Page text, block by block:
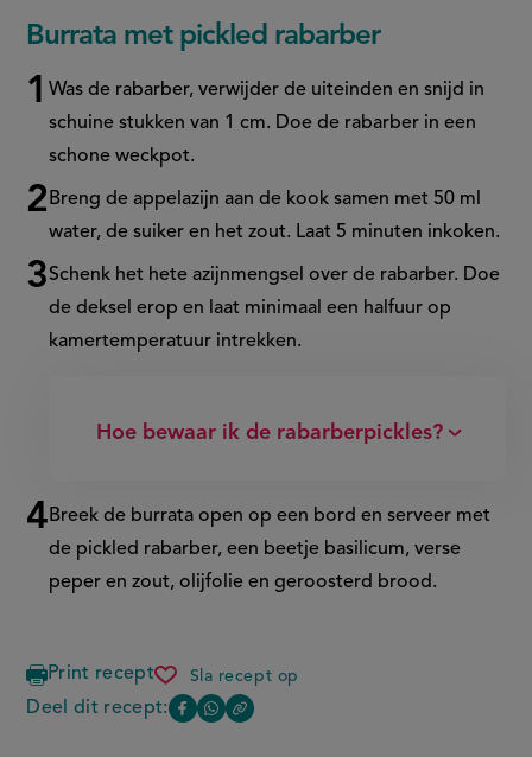
seconds
of
seconds
Burrata met pickled rabarber
Was de rabarber, verwijder de uiteinden en snijd in
schuine stukken van 1 cm. Doe de rabarber in een
schone weckpot.
Breng de appelazijn aan de kook samen met 50 ml
water, de suiker en het zout. Laat 5 minuten inkoken.
Schenk het hete azijnmengsel over de rabarber. Doe
de deksel erop en laat minimaal een halfuur op
kamertemperatuur intrekken.
Hoe bewaar ik de rabarberpickles?
Breek de burrata open op een bord en serveer met
de pickled rabarber, een beetje basilicum, verse
peper en zout, olijfolie en geroosterd brood.
Print recept Sla recept op
burrata
met
pickled
Deel dit recept:
DeelDeelCopy